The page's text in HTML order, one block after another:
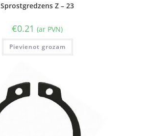
Sprostgredzens Z – 23
€0.21 (ar PVN)
Pievienot grozam